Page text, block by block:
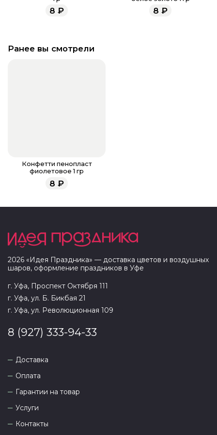
8 ₽ 8 ₽
Ранее вы смотрели
Конфетти пенопласт
фиолетовое 1 гр
8 ₽
2026 «Идея Праздника» — доставка цветов и воздушных
шаров, оформление праздников в Уфе
г. Уфа, Проспект Октября 111
г. Уфа, ул. Б. Бикбая 21
г. Уфа, ул. Революционная 109
8 (927) 333-94-33
Доставка
Оплата
Гарантии на товар
Услуги
Контакты